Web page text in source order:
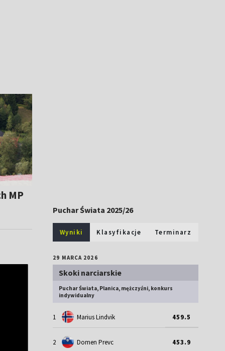
MP
Puchar Świata 2025/26
Wyniki Klasyfikacje Terminarz
29 MARCA 2026
Skoki narciarskie
Puchar Świata, Planica, mężczyźni, konkurs
indywidualny
1 Marius Lindvik 459.5
2 Domen Prevc 453.9